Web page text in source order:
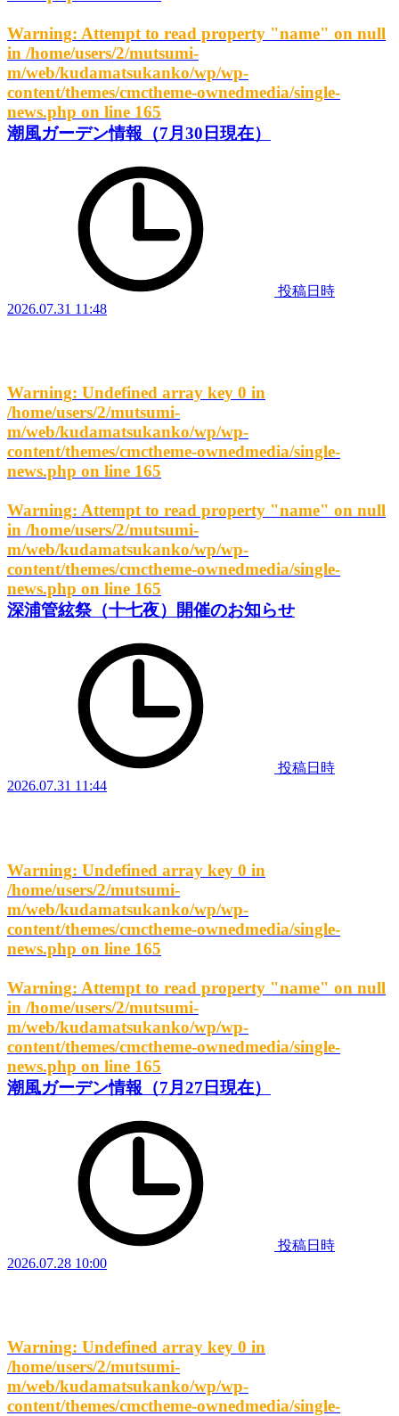
Warning: Attempt to read property "name" on null
in /home/users/2/mutsumi-
m/web/kudamatsukanko/wp/wp-
content/themes/cmctheme-ownedmedia/single-
news.php on line 165
潮風ガーデン情報（7月30日現在）
投稿日時
2026.07.31 11:48
Warning: Undefined array key 0 in
/home/users/2/mutsumi-
m/web/kudamatsukanko/wp/wp-
content/themes/cmctheme-ownedmedia/single-
news.php on line 165
Warning: Attempt to read property "name" on null
in /home/users/2/mutsumi-
m/web/kudamatsukanko/wp/wp-
content/themes/cmctheme-ownedmedia/single-
news.php on line 165
深浦管絃祭（十七夜）開催のお知らせ
投稿日時
2026.07.31 11:44
Warning: Undefined array key 0 in
/home/users/2/mutsumi-
m/web/kudamatsukanko/wp/wp-
content/themes/cmctheme-ownedmedia/single-
news.php on line 165
Warning: Attempt to read property "name" on null
in /home/users/2/mutsumi-
m/web/kudamatsukanko/wp/wp-
content/themes/cmctheme-ownedmedia/single-
news.php on line 165
潮風ガーデン情報（7月27日現在）
投稿日時
2026.07.28 10:00
Warning: Undefined array key 0 in
/home/users/2/mutsumi-
m/web/kudamatsukanko/wp/wp-
content/themes/cmctheme-ownedmedia/single-